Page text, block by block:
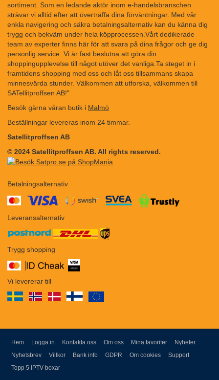
sortiment. Som en ledande aktör inom e-handelsbranschen
strävar vi alltid efter att överträffa dina förväntningar. Med vår
enkla navigering och säkra betalningsalternativ kan du känna dig
trygg och bekväm under hela köpprocessen.Vårt dedikerade
team av experter finns här för att svara på dina frågor och ge dig
personlig service. Vi är fast beslutna att göra din
shoppingupplevelse till något utöver det vanliga.Ta steget in i
framtidens shopping med oss och låt oss tillsammans skapa
minnesvärda stunder. Välkommen att utforska, välkommen till
SATellitproffsen AB!"
Besök gärna våran butik i Malmö
Beställningar levereras inom 24 timmar.
Satellitproffsen AB
© 2024 Satellitproffsen AB. All rights reserved.
Betalningsalternativ
Leveransalternativ
Trygg shopping
Vi levererar till
Hem Logga in Kontakta oss Om oss Mina favoriter Nyheter
Nyhetsbrev Villkor Bank info GDPR Om cookies Support
Topp 5 IPTV-boxar